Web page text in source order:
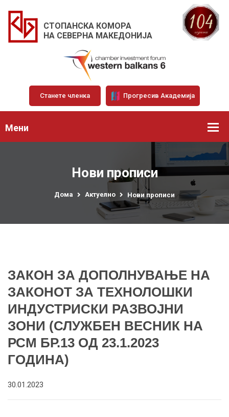
СТОПАНСКА КОМОРА
НА СЕВЕРНА МАКЕДОНИЈА
Станете членка Прогресив Академија
Мени
Нови прописи
Дома Актуелно Нови прописи
ЗАКОН ЗА ДОПОЛНУВАЊЕ НА
ЗАКОНОТ ЗА ТЕХНОЛОШКИ
ИНДУСТРИСКИ РАЗВОЈНИ
ЗОНИ (СЛУЖБЕН ВЕСНИК НА
РСМ БР.13 ОД 23.1.2023
ГОДИНА)
30.01.2023